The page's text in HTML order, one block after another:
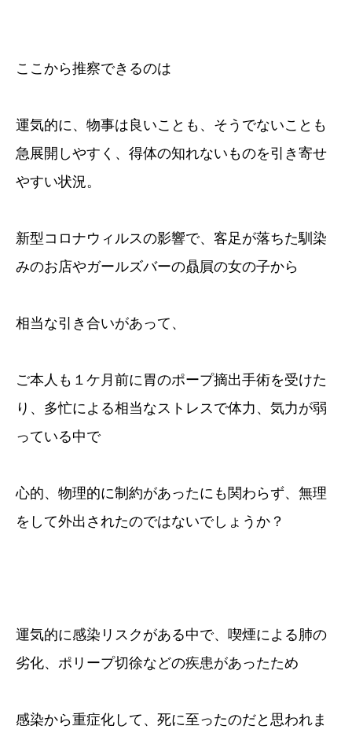
ここから推察できるのは
運気的に、物事は良いことも、そうでないことも
急展開しやすく、得体の知れないものを引き寄せ
やすい状況。
新型コロナウィルスの影響で、客足が落ちた馴染
みのお店やガールズバーの贔屓の女の子から
相当な引き合いがあって、
ご本人も１ケ月前に胃のポープ摘出手術を受けた
り、多忙による相当なストレスで体力、気力が弱
っている中で
心的、物理的に制約があったにも関わらず、無理
をして外出されたのではないでしょうか？
運気的に感染リスクがある中で、喫煙による肺の
劣化、ポリープ切徐などの疾患があったため
感染から重症化して、死に至ったのだと思われま